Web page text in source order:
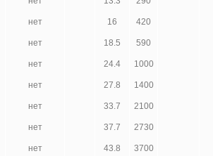
нет 16 420
нет 18.5 590
нет 24.4 1000
нет 27.8 1400
нет 33.7 2100
нет 37.7 2730
нет 43.8 3700